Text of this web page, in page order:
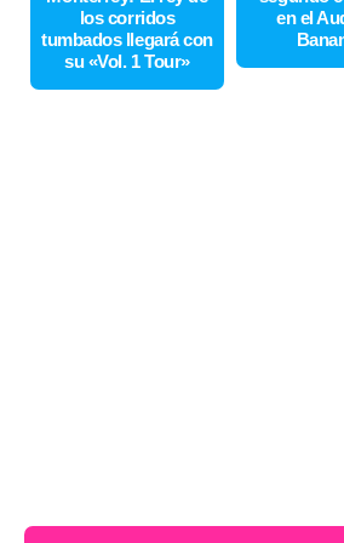
los corridos
tumbados llegará con
su «Vol. 1 Tour»
en el